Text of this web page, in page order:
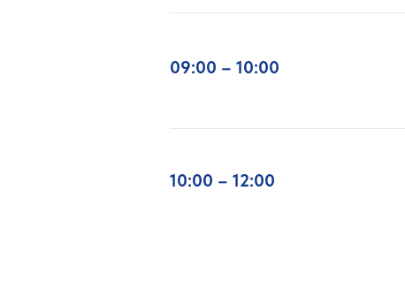
09:00 – 10:00
10:00 – 12:00